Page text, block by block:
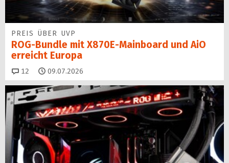
PREIS ÜBER UVP
ROG-Bundle mit X870E-Mainboard und AiO
erreicht Europa
12 Kommentare
09.07.2026